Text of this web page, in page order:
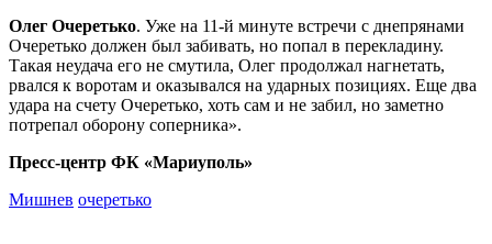
Олег Очеретько. Уже на 11-й минуте встречи с днепрянами
Очеретько должен был забивать, но попал в перекладину.
Такая неудача его не смутила, Олег продолжал нагнетать,
рвался к воротам и оказывался на ударных позициях. Еще два
удара на счету Очеретько, хоть сам и не забил, но заметно
потрепал оборону соперника».
Пресс-центр ФК «Мариуполь»
Мишнев очеретько